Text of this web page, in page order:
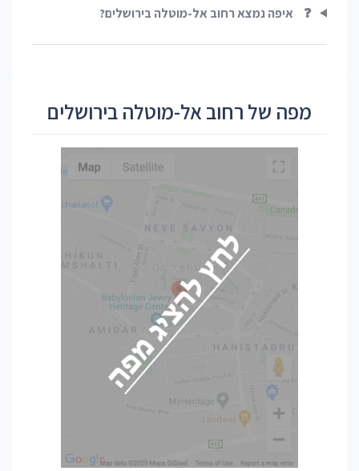
❓ איפה נמצא רחוב אל-מוטלה בירושלים?
מפה של רחוב אל-מוטלה בירושלים